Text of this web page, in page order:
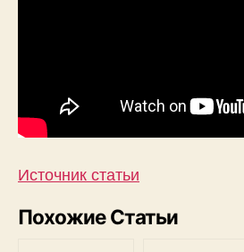
Источник статьи
Похожие Статьи